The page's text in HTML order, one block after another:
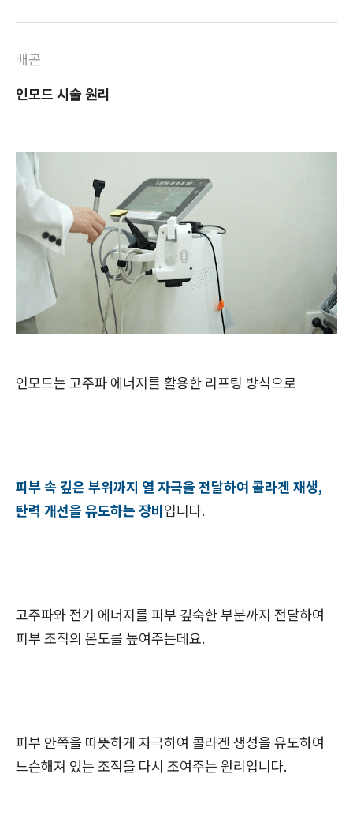
배곧
인모드 시술 원리
인모드는 고주파 에너지를 활용한 리프팅 방식으로
피부 속 깊은 부위까지 열 자극을 전달하여 콜라겐 재생,
탄력 개선을 유도하는 장비입니다.
고주파와 전기 에너지를 피부 깊숙한 부분까지 전달하여
피부 조직의 온도를 높여주는데요.
피부 안쪽을 따뜻하게 자극하여 콜라겐 생성을 유도하여
느슨해져 있는 조직을 다시 조여주는 원리입니다.